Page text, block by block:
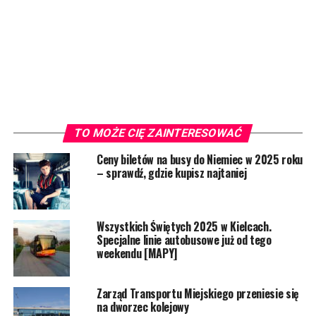
TO MOŻE CIĘ ZAINTERESOWAĆ
Ceny biletów na busy do Niemiec w 2025 roku
– sprawdź, gdzie kupisz najtaniej
Wszystkich Świętych 2025 w Kielcach.
Specjalne linie autobusowe już od tego
weekendu [MAPY]
Zarząd Transportu Miejskiego przeniesie się
na dworzec kolejowy